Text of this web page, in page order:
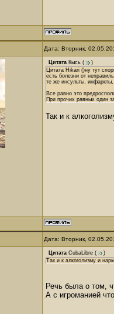
Дата: Вторник,
Цитата Кысь (
)
Цитата Hikari ()ну тут
есть болезни от
те же инсульты,
Все равно это
При прочих равных один
Так и к
Дата: Вторник,
Цитата CubaLibre (
)
Так и к алкоголизму и
Речь была о том,
А с игроманией